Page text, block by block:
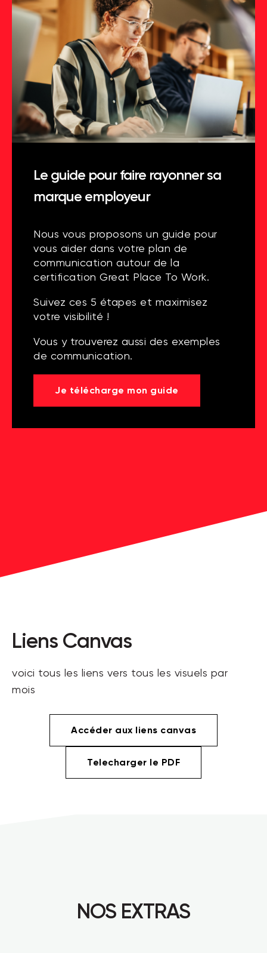
Le guide pour faire rayonner sa
marque employeur
Nous vous proposons un guide pour
vous aider dans votre plan de
communication autour de la
certification Great Place To Work.
Suivez ces 5 étapes et maximisez
votre visibilité !
Vous y trouverez aussi des exemples
de communication.
Je télécharge mon guide
Liens Canvas
voici tous les liens vers tous les visuels par
mois
Accéder aux liens canvas
Telecharger le PDF
NOS EXTRAS